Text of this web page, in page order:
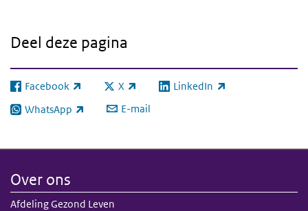
Deel deze pagina
Facebook
(externe link) X
(externe link) LinkedIn
(externe link)
WhatsApp
(externe link) E-mail
Over ons
Afdeling Gezond Leven